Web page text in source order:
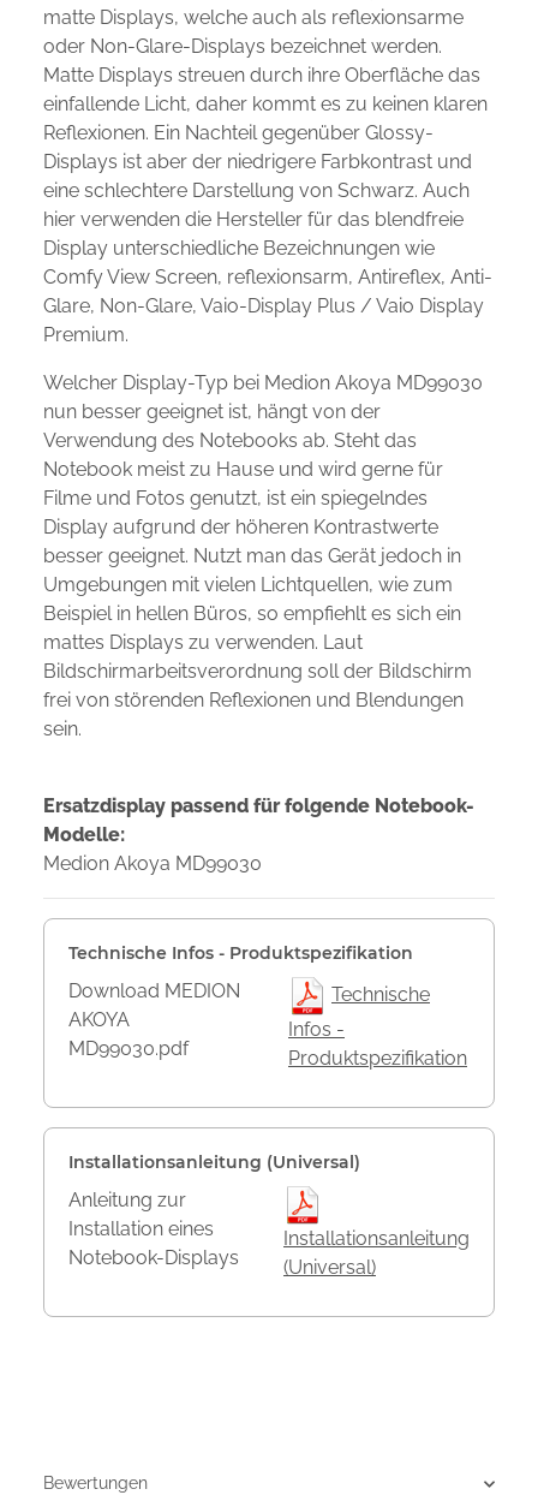
matte Displays, welche auch als reflexionsarme
oder Non-Glare-Displays bezeichnet werden.
Matte Displays streuen durch ihre Oberfläche das
einfallende Licht, daher kommt es zu keinen klaren
Reflexionen. Ein Nachteil gegenüber Glossy-
Displays ist aber der niedrigere Farbkontrast und
eine schlechtere Darstellung von Schwarz. Auch
hier verwenden die Hersteller für das blendfreie
Display unterschiedliche Bezeichnungen wie
Comfy View Screen, reflexionsarm, Antireflex, Anti-
Glare, Non-Glare, Vaio-Display Plus / Vaio Display
Premium.
Welcher Display-Typ bei Medion Akoya MD99030
nun besser geeignet ist, hängt von der
Verwendung des Notebooks ab. Steht das
Notebook meist zu Hause und wird gerne für
Filme und Fotos genutzt, ist ein spiegelndes
Display aufgrund der höheren Kontrastwerte
besser geeignet. Nutzt man das Gerät jedoch in
Umgebungen mit vielen Lichtquellen, wie zum
Beispiel in hellen Büros, so empfiehlt es sich ein
mattes Displays zu verwenden. Laut
Bildschirmarbeitsverordnung soll der Bildschirm
frei von störenden Reflexionen und Blendungen
sein.
Ersatzdisplay passend für folgende Notebook-
Modelle:
Medion Akoya MD99030
Technische Infos - Produktspezifikation
Download MEDION
AKOYA
MD99030.pdf
Technische
Infos -
Produktspezifikation
Installationsanleitung (Universal)
Anleitung zur
Installation eines
Notebook-Displays
Installationsanleitung
(Universal)
Bewertungen